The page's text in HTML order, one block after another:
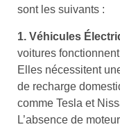
sont les suivants :
1. Véhicules
voitures
Elles nécessitent
de recharge
comme Tesla et
L’absence de